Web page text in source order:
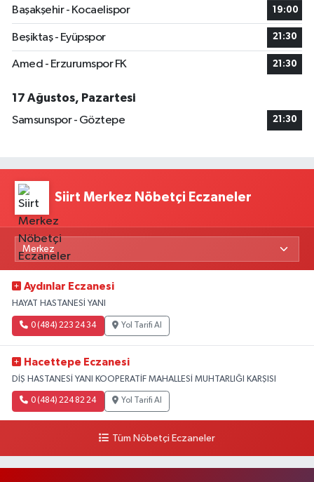
Başakşehir - Kocaelispor
19:00
Beşiktaş - Eyüpspor 21:30
Amed - Erzurumspor FK 21:30
17 Ağustos, Pazartesi
Samsunspor - Göztepe
21:30
Siirt Merkez Nöbetçi Eczaneler
Aydınlar Eczanesi
HAYAT HASTANESİ YANI
0 (484) 223 24 34 Yol Tarifi Al
Hacettepe Eczanesi
DİŞ HASTANESİ YANI KOOPERATİF MAHALLESİ MUHTARLIĞI KARŞISI
0 (484) 224 82 24 Yol Tarifi Al
Tüm Nöbetçi Eczaneler